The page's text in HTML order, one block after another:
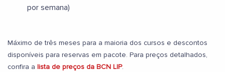
por semana)
Máximo de três meses para a maioria dos cursos e descontos
disponíveis para reservas em pacote. Para preços detalhados,
confira a lista de preços da BCN LIP.